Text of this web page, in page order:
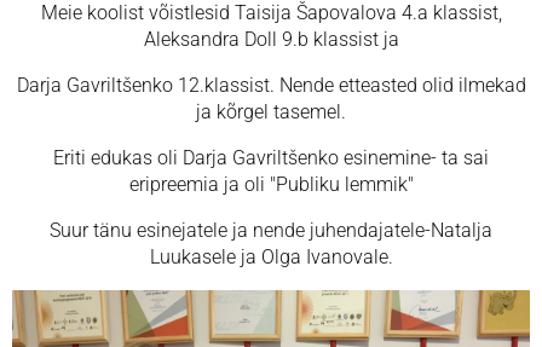
Meie koolist võistlesid Taisija Šapovalova 4.a klassist,
Aleksandra Doll 9.b klassist ja
Darja Gavriltšenko 12.klassist. Nende etteasted olid ilmekad
ja kõrgel tasemel.
Eriti edukas oli Darja Gavriltšenko esinemine- ta sai
eripreemia ja oli "Publiku lemmik"
Suur tänu esinejatele ja nende juhendajatele-Natalja
Luukasele ja Olga Ivanovale.